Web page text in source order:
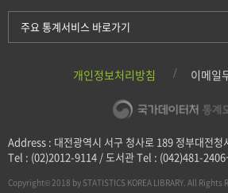
개인정보처리방침 이메일
Address : 대전광역시 서구 청사로 189 정부대전청
Tel : (02)2012-9114 / 도서관 Tel : (042)481-
Copyright© 2018 by STATISTICS KOREA LIBRARY. All Rights
주요 통계서비스 바로가기